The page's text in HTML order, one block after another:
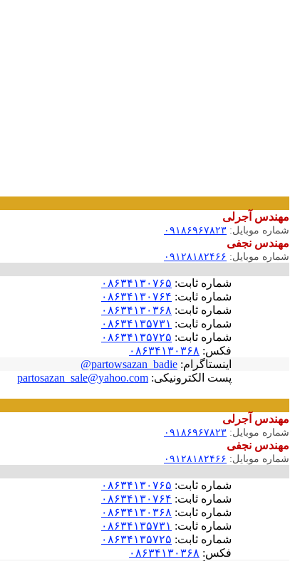
مهندس آجرلی
شماره موبایل: ۰۹۱۸۶۹۶۷۸۲۳
مهندس نجفی
شماره موبایل: ۰۹۱۲۸۱۸۲۴۶۶
شماره ثابت: ۰۸۶۳۴۱۳۰۷۶۵
شماره ثابت: ۰۸۶۳۴۱۳۰۷۶۴
شماره ثابت: ۰۸۶۳۴۱۳۰۳۶۸
شماره ثابت: ۰۸۶۳۴۱۳۵۷۳۱
شماره ثابت: ۰۸۶۳۴۱۳۵۷۲۵
فکس: ۰۸۶۳۴۱۳۰۳۶۸
اینستاگرام: partowsazan_badie@
پست الکترونیکی: partosazan_sale@yahoo.com
مهندس آجرلی
شماره موبایل: ۰۹۱۸۶۹۶۷۸۲۳
مهندس نجفی
شماره موبایل: ۰۹۱۲۸۱۸۲۴۶۶
شماره ثابت: ۰۸۶۳۴۱۳۰۷۶۵
شماره ثابت: ۰۸۶۳۴۱۳۰۷۶۴
شماره ثابت: ۰۸۶۳۴۱۳۰۳۶۸
شماره ثابت: ۰۸۶۳۴۱۳۵۷۳۱
شماره ثابت: ۰۸۶۳۴۱۳۵۷۲۵
فکس: ۰۸۶۳۴۱۳۰۳۶۸